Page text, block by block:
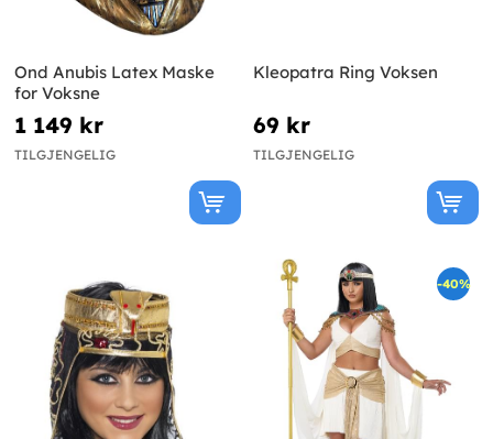
Ond Anubis Latex Maske
for Voksne
1 149 kr
TILGJENGELIG
Kleopatra Ring Voksen
69 kr
TILGJENGELIG
-40%